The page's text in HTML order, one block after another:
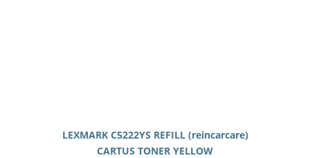
LEXMARK C5222YS REFILL (reincarcare)
CARTUS TONER YELLOW